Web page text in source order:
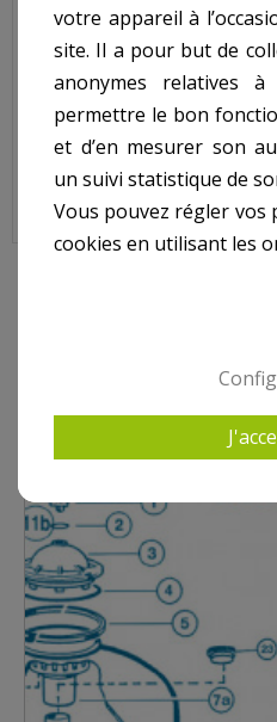
Hayward - Pour Filtre Side - N°
Code : SX0200Z5
Sur image N° : 2
votre appareil à
site. Il a pour but de
anonymes relatives
permettre le bon
et d’en mesurer son
un suivi statistique de
Vous pouvez régler vos
cookies en utilisant les